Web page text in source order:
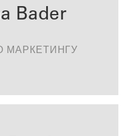
Bader
МАРКЕТИНГУ